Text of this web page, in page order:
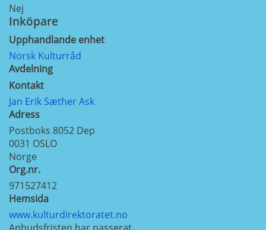
Nej
Inköpare
Upphandlande enhet
Norsk Kulturråd
Avdelning
Kontakt
Jan Erik Sæther Ask
Adress
Postboks 8052 Dep
0031 OSLO
Norge
Org.nr.
971527412
Hemsida
www.kulturdirektoratet.no